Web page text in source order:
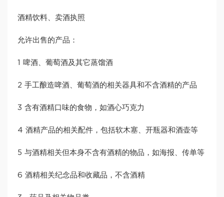
酒精饮料、卖酒执照
允许出售的产品：
1 啤酒、葡萄酒及其它蒸馏酒
2 手工酿造啤酒、葡萄酒的相关器具和不含酒精的产品
3 含有酒精口味的食物，如酒心巧克力
4 酒精产品的相关配件，包括软木塞、开瓶器和酒壶等
5 与酒精相关但本身不含有酒精的物品，如海报、传单等
6 酒精相关纪念品和收藏品，不含酒精